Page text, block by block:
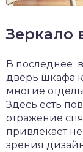
Зеркало
В последнее
дверь шкафа
многие
Здесь есть
отражение
привлекает
зрения